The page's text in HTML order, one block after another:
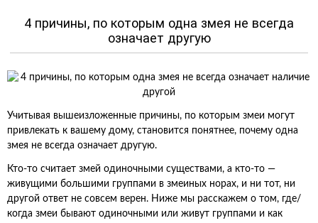
4 причины, по которым одна змея не всегда
означает другую
Учитывая вышеизложенные причины, по которым змеи могут
привлекать к вашему дому, становится понятнее, почему одна
змея не всегда означает другую.
Кто-то считает змей одиночными существами, а кто-то —
живущими большими группами в змеиных норах, и ни тот, ни
другой ответ не совсем верен. Ниже мы расскажем о том, где/
когда змеи бывают одиночными или живут группами и как